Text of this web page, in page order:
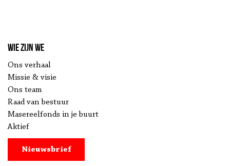
Wie zijn we
Ons verhaal
Missie & visie
Ons team
Raad van bestuur
Masereelfonds in je buurt
Aktief
Nieuwsbrief